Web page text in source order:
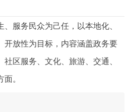
服务民众为己任，以本地化、
开放性为目标，内容涵盖政务要
区服务、文化、旅游、交通、
。